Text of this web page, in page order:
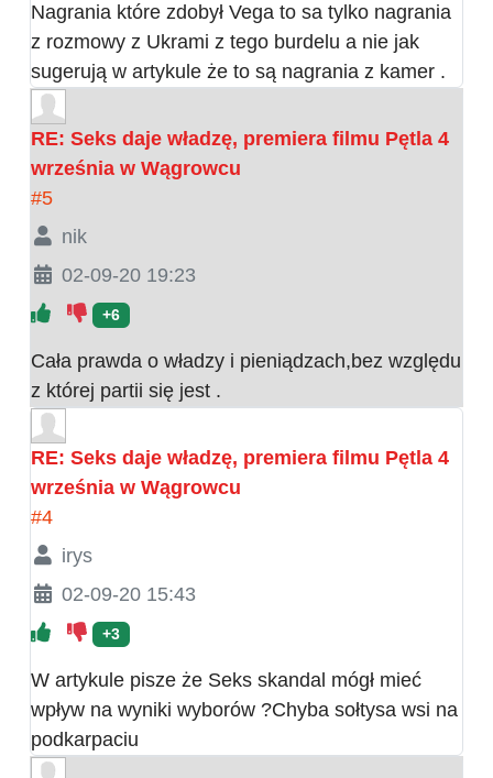
Nagrania które zdobył Vega to sa tylko nagrania
z rozmowy z Ukrami z tego burdelu a nie jak
sugerują w artykule że to są nagrania z kamer .
RE: Seks daje władzę, premiera filmu Pętla 4
września w Wągrowcu
#5
nik
02-09-20 19:23
+6
Cała prawda o władzy i pieniądzach,bez względu
z której partii się jest .
RE: Seks daje władzę, premiera filmu Pętla 4
września w Wągrowcu
#4
irys
02-09-20 15:43
+3
W artykule pisze że Seks skandal mógł mieć
wpływ na wyniki wyborów ?Chyba sołtysa wsi na
podkarpaciu